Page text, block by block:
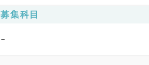
募集科目
-